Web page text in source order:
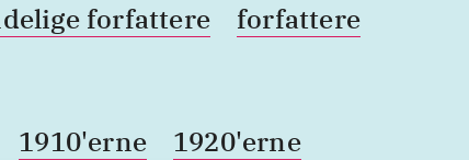
forfattere
forfattere
1910'erne 1920'erne